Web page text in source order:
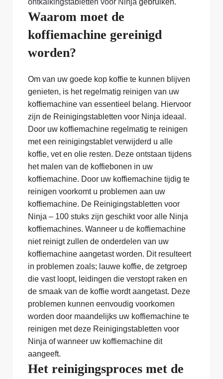
ontkalkingstabletten voor Ninja gebruiken.
Waarom moet de
koffiemachine gereinigd
worden?
Om van uw goede kop koffie te kunnen blijven
genieten, is het regelmatig reinigen van uw
koffiemachine van essentieel belang. Hiervoor
zijn de Reinigingstabletten voor Ninja ideaal.
Door uw koffiemachine regelmatig te reinigen
met een reinigingstablet verwijderd u alle
koffie, vet en olie resten. Deze ontstaan tijdens
het malen van de koffiebonen in uw
koffiemachine. Door uw koffiemachine tijdig te
reinigen voorkomt u problemen aan uw
koffiemachine. De Reinigingstabletten voor
Ninja – 100 stuks zijn geschikt voor alle Ninja
koffiemachines. Wanneer u de koffiemachine
niet reinigt zullen de onderdelen van uw
koffiemachine aangetast worden. Dit resulteert
in problemen zoals; lauwe koffie, de zetgroep
die vast loopt, leidingen die verstopt raken en
de smaak van de koffie wordt aangetast. Deze
problemen kunnen eenvoudig voorkomen
worden door maandelijks uw koffiemachine te
reinigen met deze Reinigingstabletten voor
Ninja of wanneer uw koffiemachine dit
aangeeft.
Het reinigingsproces met de